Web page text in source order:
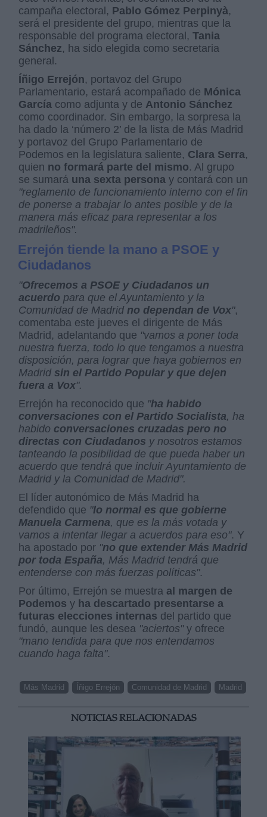
campaña electoral, Pablo Gómez Perpinyà,
será el presidente del grupo, mientras que la
responsable del programa electoral,Tania
Sánchez, ha sido elegida como secretaria
general.
Íñigo Errejón, portavoz del Grupo
Parlamentario, estará acompañado de Mónica
García como adjunta y de Antonio Sánchez
como coordinador. Sin embargo, la sorpresa la
ha dado la ‘número 2’ de la lista de Más Madrid
y portavoz del Grupo Parlamentario de
Podemos en la legislatura saliente, Clara Serra,
quien no formará parte del mismo. Al grupo
se sumará una sexta persona y contará con un
"reglamento de funcionamiento interno con el fin
de ponerse a trabajar lo antes posible y de la
manera más eficaz para representar a los
madrileños".
Errejón tiende la mano a PSOE y
Ciudadanos
"Ofrecemos a PSOE y Ciudadanos un
acuerdo para que el Ayuntamiento y la
Comunidad de Madridno dependan de Vox",
comentaba este jueves el dirigente de Más
Madrid, adelantando que "vamos a poner toda
nuestra fuerza, todo lo que tengamos a nuestra
disposición, para lograr que haya gobiernos en
Madrid sin el Partido Popular y que dejen
fuera a Vox".
Errejón ha reconocido que "ha habido
conversaciones con el Partido Socialista, ha
habido conversaciones cruzadas pero no
directas con Ciudadanos y nosotros estamos
tanteando la posibilidad de que pueda haber un
acuerdo que tendrá que incluir Ayuntamiento de
Madrid y la Comunidad de Madrid".
El líder autonómico de Más Madrid ha
defendido que "lo normal es que gobierne
Manuela Carmena, que es la más votada y
vamos a intentar llegar a acuerdos para eso". Y
ha apostado por "no que extender Más Madrid
por toda España, Más Madrid tendrá que
entenderse con más fuerzas políticas".
Por último, Errejón se muestra al margen de
Podemos y ha descartado presentarse a
futuras elecciones internas del partido que
fundó, aunque les desea "aciertos"y ofrece
"mano tendida para que nos entendamos
cuando haga falta".
Más Madrid Íñigo Errejón Comunidad de Madrid Madrid
NOTICIAS RELACIONADAS